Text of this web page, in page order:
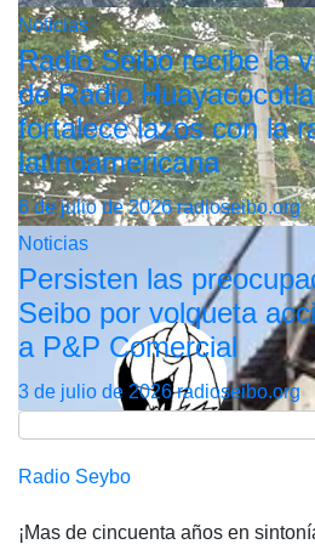
Noticias
Radio Seibo recibe la
de Radio
fortalece lazos con la
latinoamericana
6 de julio de 2026radioseibo.org
Noticias
Persisten las
Seibo por volqueta
a P&P Comercial
3 de julio de 2026radioseibo.org
Radio Seybo
¡Mas de cincuenta años en